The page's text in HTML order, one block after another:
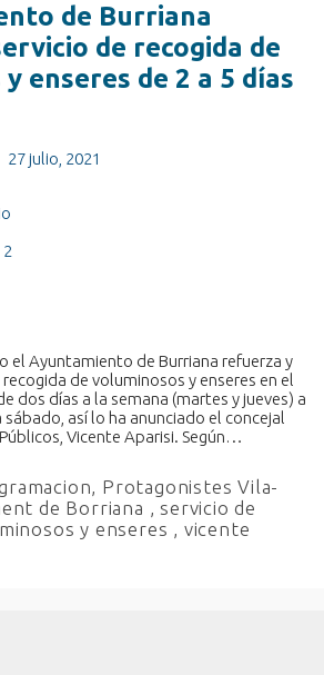
de Burriana
de recogida de
enseres de 2 a 5 días
27 julio, 2021
el Ayuntamiento de Burriana refuerza y
de voluminosos y enseres en el
dos días a la semana (martes y jueves) a
así lo ha anunciado el concejal
Vicente Aparisi. Según…
, Protagonistes Vila-
de Borriana , servicio de
y enseres , vicente